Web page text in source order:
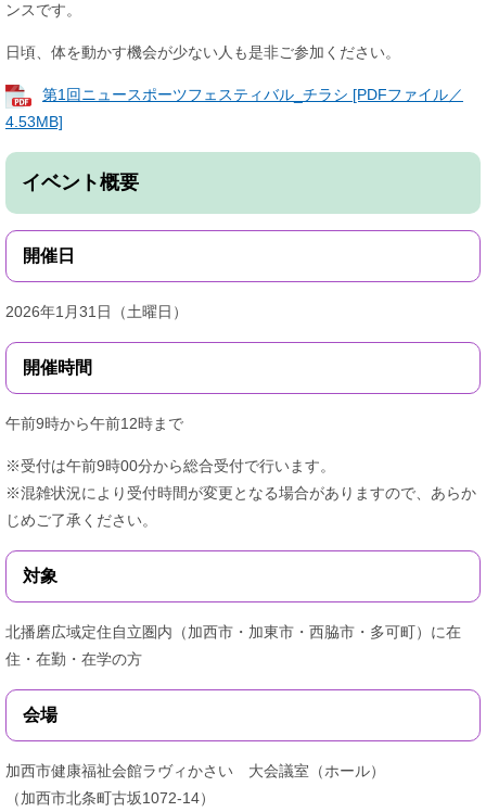
ンスです。
日頃、体を動かす機会が少ない人も是非ご参加ください。
第1回ニュースポーツフェスティバル_チラシ [PDFファイル／
4.53MB]
イベント概要
開催日
2026年1月31日（土曜日）
開催時間
午前9時から午前12時まで
※受付は午前9時00分から総合受付で行います。
※混雑状況により受付時間が変更となる場合がありますので、あらか
じめご了承ください。
対象
北播磨広域定住自立圏内（加西市・加東市・西脇市・多可町）に在
住・在勤・在学の方
会場
加西市健康福祉会館ラヴィかさい 大会議室（ホール）
（加西市北条町古坂1072-14）